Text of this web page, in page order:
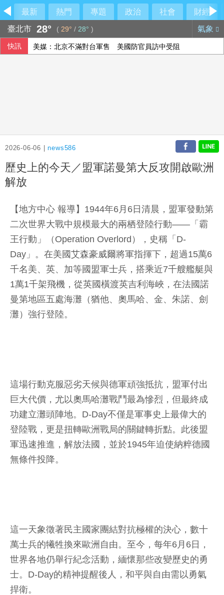
最新 熱門 專題 政治 社會
財經
臺北市 28° ( 29° / 28° ) 氣象
快訊 美媒：北京不滿對台軍售 美國防官員訪中受阻
2026-06-06 |news586
歷史上的今天／盟軍諾曼第大反攻開啟歐洲
解放
【地方中心 報導】1944年6月6日清晨，盟軍發動第
二次世界大戰中規模最大的兩栖登陸行動——「霸
王行動」（Operation Overlord），史稱「D-
Day」。在美國艾森豪威爾將軍指揮下，超過15萬6
千名美、英、加等國盟軍士兵，搭乘近7千艘艦艇與
1萬1千架飛機，從英國橫渡英吉利海峽，在法國諾
曼第地區五處海灘（猶他、奧馬哈、金、朱諾、劍
灘）強行登陸。
這場行動克服惡劣天候與德軍頑強抵抗，盟軍付出
巨大代價，尤以奧馬哈灘戰鬥最為慘烈，但最終成
功建立灘頭陣地。D-Day不僅是軍事史上最偉大的
登陸戰，更是扭轉歐洲戰局的關鍵轉折點。此後盟
軍迅速推進，解放法國，並於1945年迫使納粹德國
無條件投降。
這一天象徵著民主國家團結對抗極權的決心，數十
萬士兵的犧牲換來歐洲自由。至今，每年6月6日，
世界各地仍舉行紀念活動，緬懷那些改變歷史的勇
士。D-Day的精神提醒後人，和平與自由需以勇氣
捍衛。